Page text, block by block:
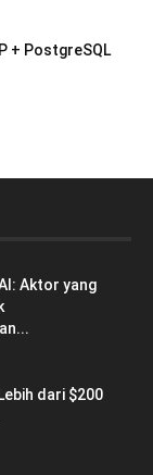
+ PostgreSQL
Aktor yang
dari $200